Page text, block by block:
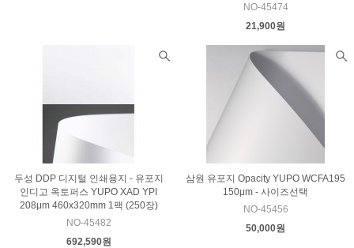
NO-45474
21,900원
두성 DDP 디지털 인쇄용지 - 유포지
인디고 옥토퍼스 YUPO XAD YPI
208μm 460x320mm 1팩 (250장)
NO-45482
692,590원
삼원 유포지 Opacity YUPO WCFA195
150μm - 사이즈선택
NO-45456
50,000원